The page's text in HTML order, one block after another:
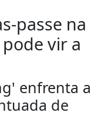
passe na
vir a
enfrenta a
de